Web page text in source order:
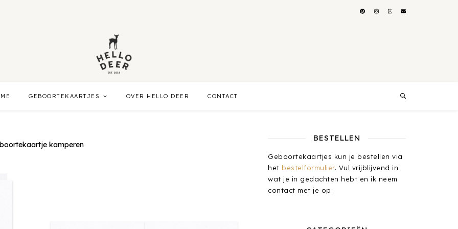
GEBOORTEKAARTJES OVER HELLO DEER CONTACT
kamperen
BESTELLEN
Geboortekaartjes kun je bestellen via
het bestelformulier. Vul vrijblijvend in
wat je in gedachten hebt en ik neem
contact met je op.